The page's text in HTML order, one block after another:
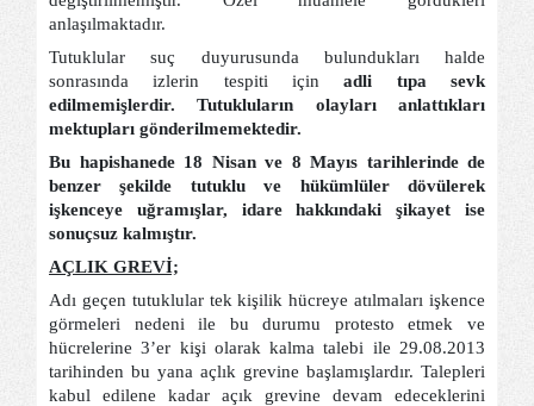
anlaşılmaktadır.
Tutuklular suç duyurusunda bulundukları halde
sonrasında izlerin tespiti içinadli tıpa sevk
edilmemişlerdir. Tutukluların olayları anlattıkları
mektupları gönderilmemektedir.
Bu hapishanede 18 Nisan ve 8 Mayıs tarihlerinde de
benzer şekilde tutuklu ve hükümlüler dövülerek
işkenceye uğramışlar, idare hakkındaki şikayet ise
sonuçsuz kalmıştır.
AÇLIK GREVİ;
Adı geçen tutuklular tek kişilik hücreye atılmaları işkence
görmeleri nedeni ile bu durumu protesto etmek ve
hücrelerine 3’er kişi olarak kalma talebi ile 29.08.2013
tarihinden bu yana açlık grevine başlamışlardır. Talepleri
kabul edilene kadar açık grevine devam edeceklerini